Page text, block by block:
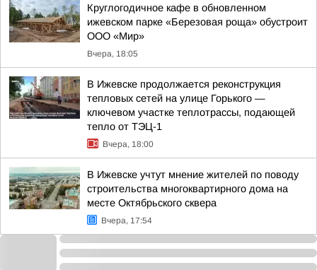
Круглогодичное кафе в обновленном
ижевском парке «Березовая роща» обустроит
ООО «Мир»
Вчера, 18:05
В Ижевске продолжается реконструкция
тепловых сетей на улице Горького —
ключевом участке теплотрассы, подающей
тепло от ТЭЦ-1
Вчера, 18:00
В Ижевске учтут мнение жителей по поводу
строительства многоквартирного дома на
месте Октябрьского сквера
Вчера, 17:54